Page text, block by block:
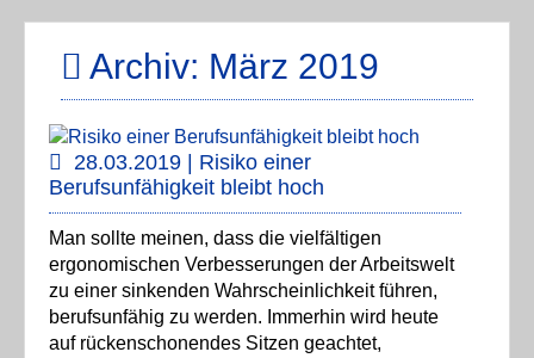
Archiv: März 2019
28.03.2019 | Risiko einer
Berufsunfähigkeit bleibt hoch
Man sollte meinen, dass die vielfältigen
ergonomischen Verbesserungen der Arbeitswelt
zu einer sinkenden Wahrscheinlichkeit führen,
berufsunfähig zu werden. Immerhin wird heute
auf rückenschonendes Sitzen geachtet,